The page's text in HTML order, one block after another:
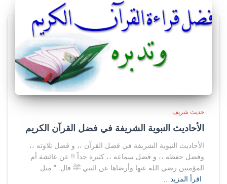
حديث شريف
الأحاديث النبوية الشريفة في فضل القرآن الكريم
الأحاديث النبوية الشريفة في فضل القرآن ،، و فضل تلاوته ،،
وفضل حفظه ،، و فضل سماعه ،، كثيرة جداً !! عن عائشة أم
المؤمنين رضي الله عنها وأرضاها عن النبي ﷺ قال: ” مثل
اقرأ المزيد…